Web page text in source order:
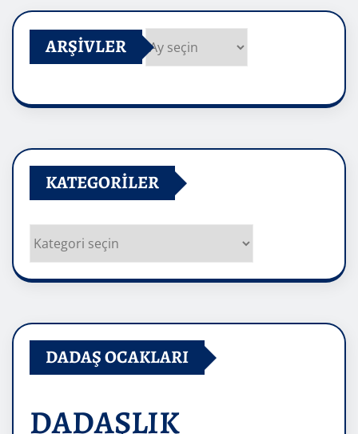
ARŞIVLER
KATEGORILER
Kategoriler
DADAŞ OCAKLARI
DADAŞLIK